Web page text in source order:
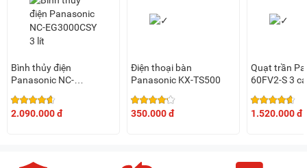
Bình thủy điện
Panasonic NC-
2.090.000 đ
Điện thoại bàn
Panasonic KX-TS500
350.000 đ
Quạt trần
60FV2-S 3
1.520.000 đ